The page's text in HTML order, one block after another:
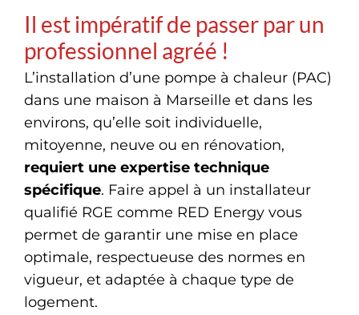
Il est impératif de passer par un
professionnel agréé !
L’installation d’une pompe à chaleur (PAC)
dans une maison à Marseille et dans les
environs, qu’elle soit individuelle,
mitoyenne, neuve ou en rénovation,
requiert une expertise technique
spécifique. Faire appel à un installateur
qualifié RGE comme RED Energy vous
permet de garantir une mise en place
optimale, respectueuse des normes en
vigueur, et adaptée à chaque type de
logement.